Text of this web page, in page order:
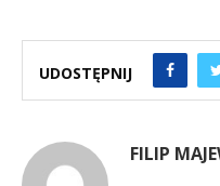
UDOSTĘPNIJ
FILIP